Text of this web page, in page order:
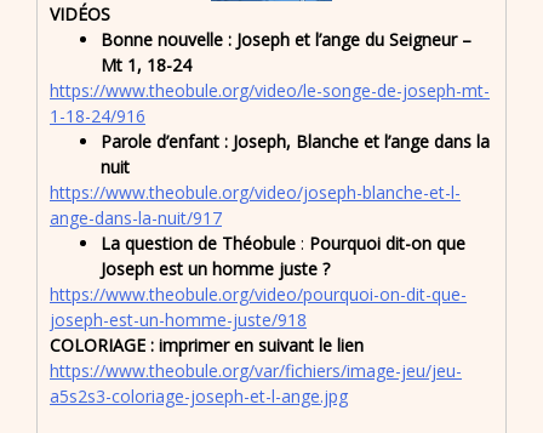
VIDÉOS
Bonne nouvelle : Joseph et l’ange du Seigneur –
Mt 1, 18-24
https://www.theobule.org/video/le-songe-de-joseph-mt-
1-18-24/916
Parole d’enfant : Joseph, Blanche et l’ange dans la
nuit
https://www.theobule.org/video/joseph-blanche-et-l-
ange-dans-la-nuit/917
La question de Théobule : Pourquoi dit-on que
Joseph est un homme juste ?
https://www.theobule.org/video/pourquoi-on-dit-que-
joseph-est-un-homme-juste/918
COLORIAGE : imprimer en suivant le lien
https://www.theobule.org/var/fichiers/image-jeu/jeu-
a5s2s3-coloriage-joseph-et-l-ange.jpg